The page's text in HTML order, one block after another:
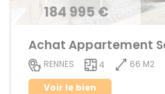
184 995 €
RENNES 4
66 M2
Voir le bien